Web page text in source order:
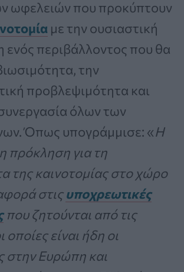
ωφελειών που προκύπτουν
με την ουσιαστική
ενός περιβάλλοντος που θα
την
προβλεψιμότητα και
όλων των
Όπως υπογράμμισε: «Η
πρόκληση για τη
της καινοτομίας στο χώρο
στιςυποχρεωτικές
που ζητούνται από τις
οποίες είναι ήδη οι
στην Ευρώπη και